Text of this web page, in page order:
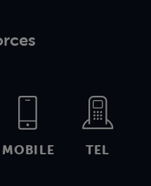
MOBILE TEL